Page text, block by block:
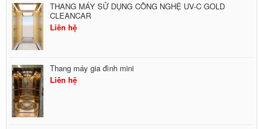
THANG MÁY SỬ DỤNG CÔNG NGHỆ UV-C GOLD
CLEANCAR
Liên hệ
Thang máy gia đình mini
Liên hệ